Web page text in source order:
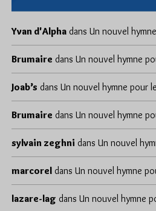
Yvan d'Alpha dans Un nouvel
Brumaire dans Un nouvel hymne
Joab’s dans Un nouvel hymne pour
Brumaire dans Un nouvel hymne
sylvain zeghni dans Un nouvel
marcorel dans Un nouvel hymne
lazare-lag dans Un nouvel hymne